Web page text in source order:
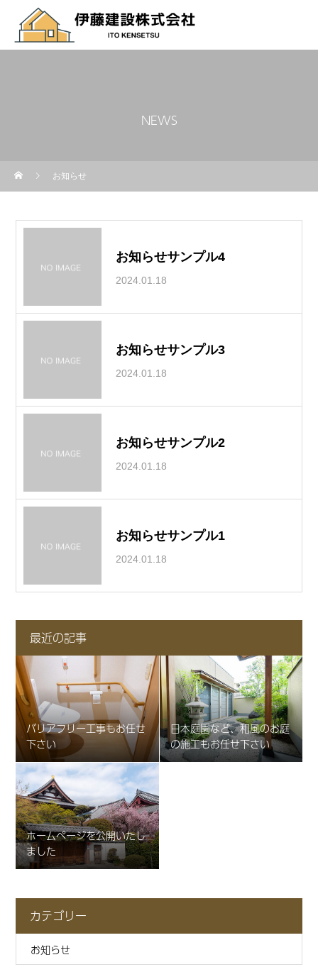
NEWS
お知らせ
お知らせサンプル4
2024.01.18
お知らせサンプル3
2024.01.18
お知らせサンプル2
2024.01.18
お知らせサンプル1
2024.01.18
最近の記事
バリアフリー工事もお任せ
下さい
日本庭園など、和風のお庭
の施工もお任せ下さい
ホームページを公開いたし
ました
カテゴリー
お知らせ